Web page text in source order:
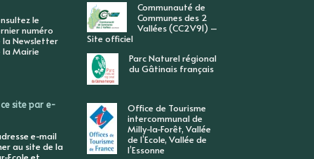
le
numéro
la Newsletter
la Mairie
site par e-
e-mail
au site de la
Communauté de
Communes des 2
Vallées (CC2V91) –
Site officiel
Parc Naturel régional
du Gâtinais français
Office de Tourisme
intercommunal de
Milly-la-Forêt, Vallée
de l’Ecole, Vallée de
l’Essonne